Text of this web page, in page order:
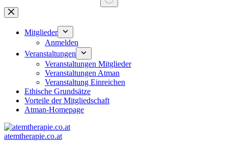
Keine
Ergebnisse
Mitglieder
Anmelden
Veranstaltungen
Veranstaltungen Mitglieder
Veranstaltungen Atman
Veranstaltung Einreichen
Ethische Grundsätze
Vorteile der Mitgliedschaft
Atman-Homepage
atemtherapie.co.at